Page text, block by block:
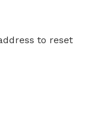
to reset